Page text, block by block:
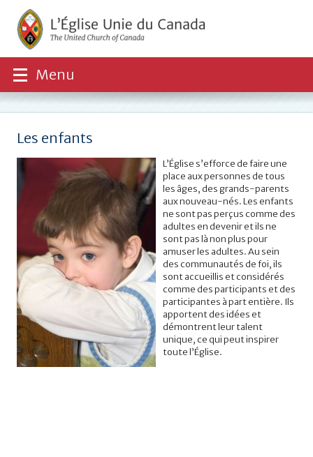
Menu
Les enfants
L’Église s’efforce de faire une
place aux personnes de tous
les âges, des grands-parents
aux nouveau-nés. Les enfants
ne sont pas perçus comme des
adultes en devenir et ils ne
sont pas là non plus pour
amuser les adultes. Au sein
des communautés de foi, ils
sont accueillis et considérés
comme des participants et des
participantes à part entière. Ils
apportent des idées et
démontrent leur talent
unique, ce qui peut inspirer
toute l’Église.